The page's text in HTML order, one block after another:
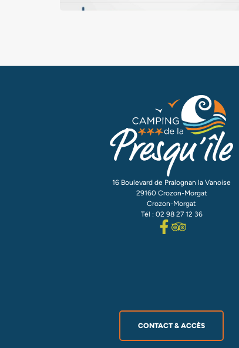
16 Boulevard de Pralognan la Vanoise
29160 Crozon-Morgat
Crozon-Morgat
Tél : 02 98 27 12 36
CONTACT & ACCÈS